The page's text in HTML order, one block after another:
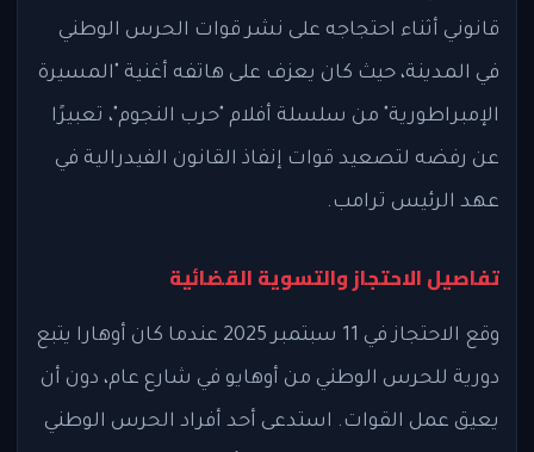
قانوني أثناء احتجاجه على نشر قوات الحرس الوطني
في المدينة، حيث كان يعزف على هاتفه أغنية "المسيرة
الإمبراطورية" من سلسلة أفلام "حرب النجوم"، تعبيرًا
عن رفضه لتصعيد قوات إنفاذ القانون الفيدرالية في
عهد الرئيس ترامب.
تفاصيل الاحتجاز والتسوية القضائية
وقع الاحتجاز في 11 سبتمبر 2025 عندما كان أوهارا يتبع
دورية للحرس الوطني من أوهايو في شارع عام، دون أن
يعيق عمل القوات. استدعى أحد أفراد الحرس الوطني